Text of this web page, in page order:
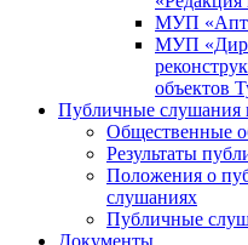
МУП
МУП
объектов
Публичные слушания
Общественные
Результаты
Положения о
слушаниях
Публичные
Документы